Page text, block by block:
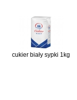
cukier biały sypki 1kg